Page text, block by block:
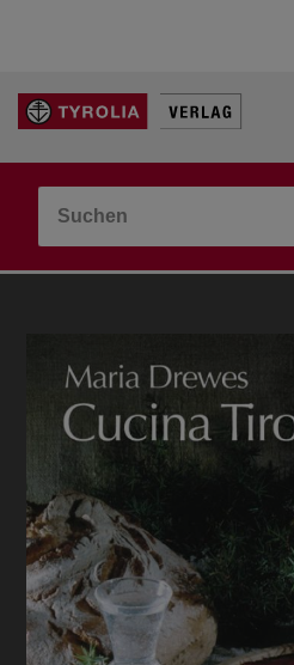
LEBEN & GLAUBE
KINDER- & JUGENDBUCH
VERLAG
IDEEN & BEGLEITMATERIAL